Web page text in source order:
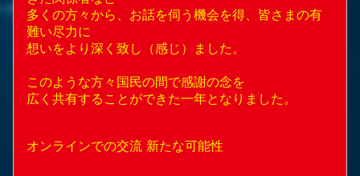
多くの方々から、お話を伺う機会を得、皆さまの有
難い尽力に
想いをより深く致し（感じ）ました。
このような方々国民の間で感謝の念を
広く共有することができた一年となりました。
オンラインでの交流 新たな可能性